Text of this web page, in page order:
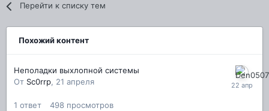
Перейти к списку тем
Похожий контент
Неполадки выхлопной системы
От Sc0rrp, 21 апреля
1 ответ 498 просмотров